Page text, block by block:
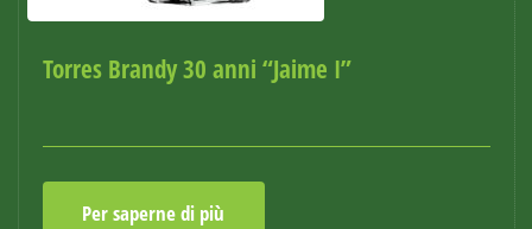
Torres Brandy 30 anni “Jaime I”
Per saperne di più